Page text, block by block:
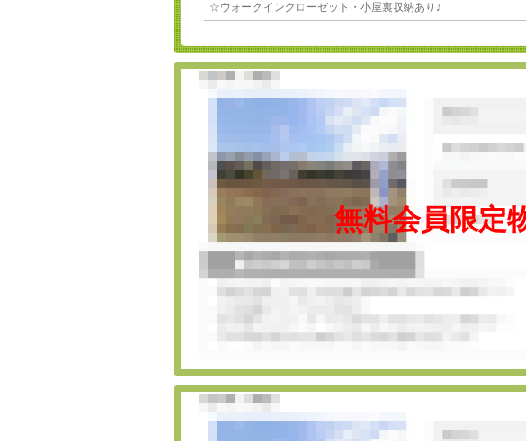
☆ウォークインクローゼット・小屋裏収納あり♪
無料会員限定